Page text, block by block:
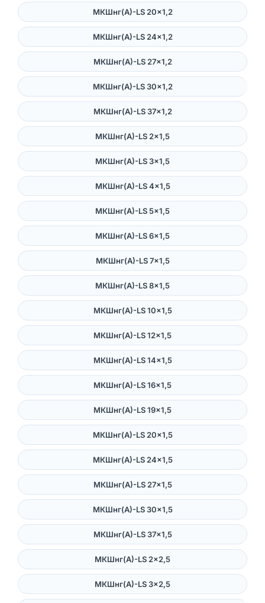
МКШнг(А)-LS 20×1,2
МКШнг(А)-LS 24×1,2
МКШнг(А)-LS 27×1,2
МКШнг(А)-LS 30×1,2
МКШнг(А)-LS 37×1,2
МКШнг(А)-LS 2×1,5
МКШнг(А)-LS 3×1,5
МКШнг(А)-LS 4×1,5
МКШнг(А)-LS 5×1,5
МКШнг(А)-LS 6×1,5
МКШнг(А)-LS 7×1,5
МКШнг(А)-LS 8×1,5
МКШнг(А)-LS 10×1,5
МКШнг(А)-LS 12×1,5
МКШнг(А)-LS 14×1,5
МКШнг(А)-LS 16×1,5
МКШнг(А)-LS 19×1,5
МКШнг(А)-LS 20×1,5
МКШнг(А)-LS 24×1,5
МКШнг(А)-LS 27×1,5
МКШнг(А)-LS 30×1,5
МКШнг(А)-LS 37×1,5
МКШнг(А)-LS 2×2,5
МКШнг(А)-LS 3×2,5